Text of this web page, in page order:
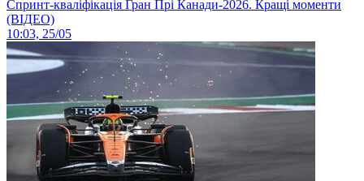
Спринт-кваліфікація Гран Прі Канади-2026. Кращі моменти
(ВІДЕО)
10:03, 25/05